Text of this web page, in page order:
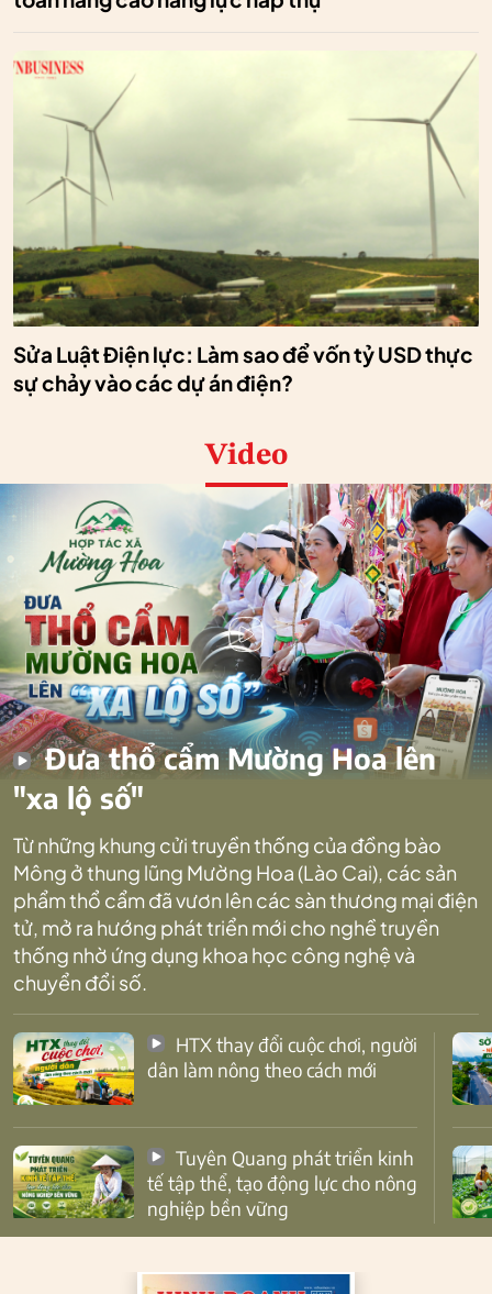
Sửa Luật Điện lực: Làm sao để vốn tỷ USD thực
sự chảy vào các dự án điện?
Video
Đưa thổ cẩm Mường Hoa lên
"xa lộ số"
Từ những khung cửi truyền thống của đồng bào
Mông ở thung lũng Mường Hoa (Lào Cai), các sản
phẩm thổ cẩm đã vươn lên các sàn thương mại điện
tử, mở ra hướng phát triển mới cho nghề truyền
thống nhờ ứng dụng khoa học công nghệ và
chuyển đổi số.
dân làm nông theo cách mới
tế tập thể, tạo động lực cho nông
nghiệp bền vững